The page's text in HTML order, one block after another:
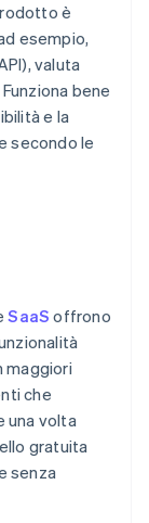
è
esempio,
valuta
bene
e la
secondo le
SaaS offrono
maggiori
che
una volta
gratuita
senza